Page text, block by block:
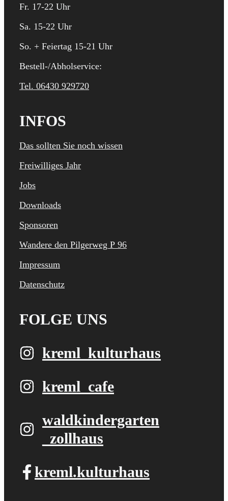
Fr. 17-22 Uhr
Sa. 15-22 Uhr
So. + Feiertag 15-21 Uhr
Bestell-/Abholservice:
Tel. 06430 929720
INFOS
Das sollten Sie noch wissen
Freiwilliges Jahr
Jobs
Downloads
Sponsoren
Wandere den Pilgerweg P 96
Impressum
Datenschutz
FOLGE UNS
kreml_kulturhaus
kreml_cafe
waldkindergarten​
_zollhaus
kreml.kulturhaus